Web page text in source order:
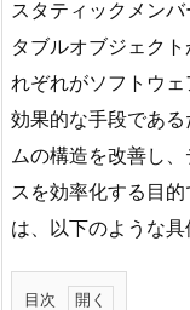
スタティックメン
タブルオブジェク
れぞれがソフトウ
効果的な手段であ
ムの構造を改善し
スを効率化する目
は、以下のような具
目次